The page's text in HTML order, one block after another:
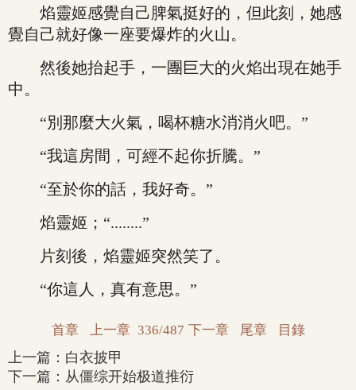
焰靈姬感覺自己脾氣挺好的，但此刻，她感
覺自己就好像一座要爆炸的火山。
然後她抬起手，一團巨大的火焰出現在她手
中。
“別那麼大火氣，喝杯糖水消消火吧。”
“我這房間，可經不起你折騰。”
“至於你的話，我好奇。”
焰靈姬；“........”
片刻後，焰靈姬突然笑了。
“你這人，真有意思。”
首章 上一章 336/487 下一章 尾章 目錄
上一篇： 白衣披甲
下一篇： 从僵综开始极道推衍